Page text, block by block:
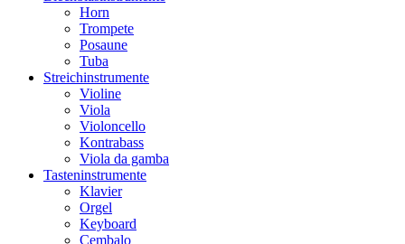
Horn
Trompete
Posaune
Tuba
Streichinstrumente
Violine
Viola
Violoncello
Kontrabass
Viola da gamba
Tasteninstrumente
Klavier
Orgel
Keyboard
Cembalo